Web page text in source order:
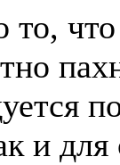
что
и для